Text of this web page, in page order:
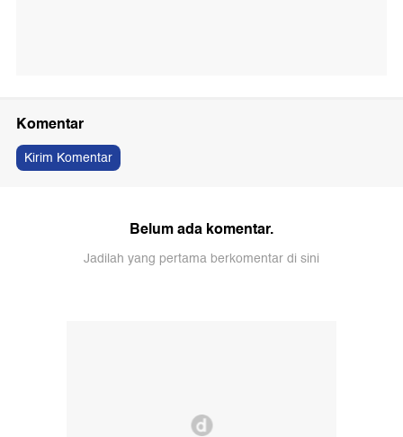
Komentar
Kirim Komentar
Belum ada komentar.
Jadilah yang pertama berkomentar di sini